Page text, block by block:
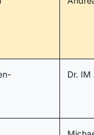
Dr.